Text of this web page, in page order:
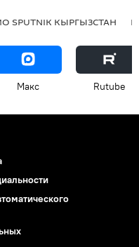
SPUTNIK КЫРГЫЗСТАН
Макс Rutube